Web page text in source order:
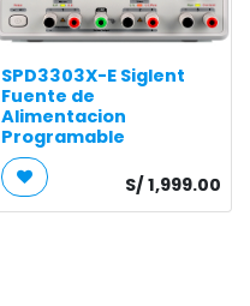
SPD3303X-E Siglent
Fuente de
Alimentacion
Programable
S/1,999.00